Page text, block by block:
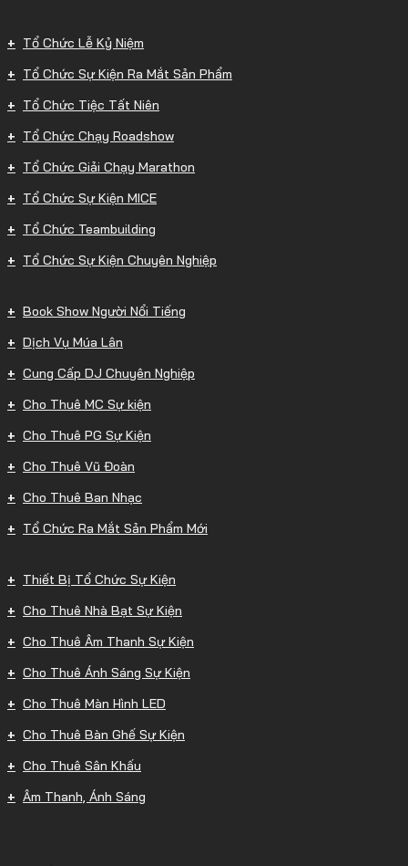
Tổ Chức Lễ Kỷ Niệm
Tổ Chức Sự Kiện Ra Mắt Sản Phẩm
Tổ Chức Tiệc Tất Niên
Tổ Chức Chạy Roadshow
Tổ Chức Giải Chạy Marathon
Tổ Chức Sự Kiện MICE
Tổ Chức Teambuilding
Tổ Chức Sự Kiện Chuyên Nghiệp
Book Show Người Nổi Tiếng
Dịch Vụ Múa Lân
Cung Cấp DJ Chuyên Nghiệp
Cho Thuê MC Sự kiện
Cho Thuê PG Sự Kiện
Cho Thuê Vũ Đoàn
Cho Thuê Ban Nhạc
Tổ Chức Ra Mắt Sản Phẩm Mới
Thiết Bị Tổ Chức Sự Kiện
Cho Thuê Nhà Bạt Sự Kiện
Cho Thuê Âm Thanh Sự Kiện
Cho Thuê Ánh Sáng Sự Kiện
Cho Thuê Màn Hình LED
Cho Thuê Bàn Ghế Sự Kiện
Cho Thuê Sân Khấu
Âm Thanh, Ánh Sáng